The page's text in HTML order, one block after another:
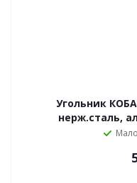
Угольник
нерж.сталь,
Мало